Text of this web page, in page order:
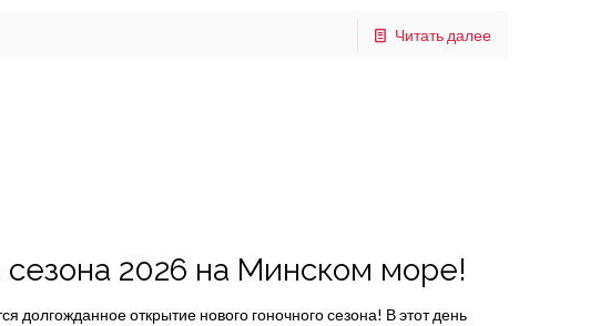
Читать далее
2026 на Минском море!
долгожданное открытие нового гоночного сезона! В этот день